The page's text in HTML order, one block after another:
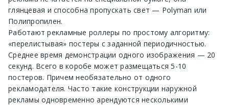
глянцевая и способна пропускать свет — Polyman или
Полипропилен.
Работают рекламные роллеры по простому алгоритму:
«перелистывая» постеры с заданной периодичностью.
Среднее время демонстрации одного изображения — 20
секунд. Всего в коробе может размещаться 5-10
постеров. Причем необязательно от одного
рекламодателя. Часто такие конструкции наружной
рекламы одновременно арендуются несколькими